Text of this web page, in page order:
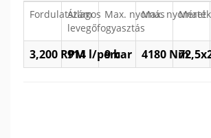
Fordulatszám
Átlagos
levegőfogyasztás
Max. nyomásMax. nyomaték
Méret
3,200 RPM914 l/perc
9 bar 4180 Nm